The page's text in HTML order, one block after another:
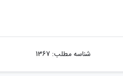
شناسه مطلب: 1367